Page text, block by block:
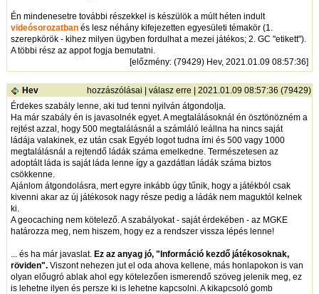
Én mindenesetre további részekkel is készülök a múlt héten indult
videósorozatbanés lesz néhány kifejezetten egyesületi témakör (1.
szerepkörök - kihez milyen ügyben fordulhat a mezei játékos; 2. GC "etikett").
A többi rész az appot fogja bemutatni.
[előzmény: (79429) Hev, 2021.01.09 08:57:36]
Hev hozzászólásai válasz erre | 2021.01.09 08:57:36 (79429)
Érdekes szabály lenne, aki tud tenni nyilván átgondolja.
Ha már szabály én is javasolnék egyet. A megtalálásoknál én ösztönözném a
rejtést azzal, hogy 500 megtalálásnál a számláló leállna ha nincs saját
ládája valakinek, ez után csak Egyéb logot tudna írni és 500 vagy 1000
megtalálásnál a rejtendő ládák száma emelkedne. Természetesen az
adoptált láda is saját láda lenne így a gazdátlan ládák száma biztos
csökkenne.
Ajánlom átgondolásra, mert egyre inkább úgy tűnik, hogy a játékból csak
kivenni akar az új játékosok nagy része pedig a ládák nem maguktól kelnek
ki.
A geocaching nem kötelező. A szabályokat - saját érdekében - az MGKE
határozza meg, nem hiszem, hogy ez a rendszer vissza lépés lenne!
... és ha már javaslat. Ez az anyag jó, "Információ kezdő játékosoknak,
röviden".Viszont nehezen jut el oda ahova kellene, más honlapokon is van
olyan előugró ablak ahol egy kötelezően ismerendő szöveg jelenik meg, ez
is lehetne ilyen és persze ki is lehetne kapcsolni. A kikapcsoló gomb